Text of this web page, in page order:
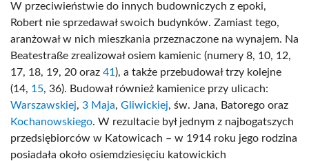
W przeciwieństwie do innych budowniczych z epoki,
Robert nie sprzedawał swoich budynków. Zamiast tego,
aranżował w nich mieszkania przeznaczone na wynajem. Na
Beatestraße zrealizował osiem kamienic (numery 8, 10, 12,
17, 18, 19, 20 oraz 41 ), a także przebudował trzy kolejne
(14, 15, 36). Budował również kamienice przy ulicach:
Warszawskiej, 3 Maja, Gliwickiej, św. Jana, Batorego oraz
Kochanowskiego. W rezultacie był jednym z najbogatszych
przedsiębiorców w Katowicach – w 1914 roku jego rodzina
posiadała około osiemdziesięciu katowickich